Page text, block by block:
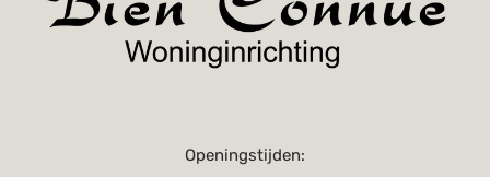
Openingstijden: